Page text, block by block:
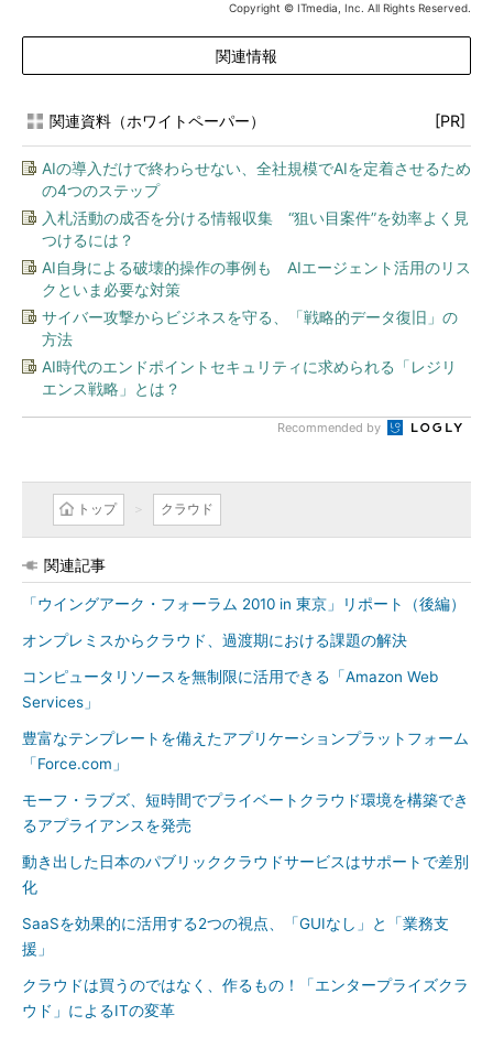
Copyright © ITmedia, Inc. All Rights Reserved.
関連情報
関連資料（ホワイトペーパー） [PR]
AIの導入だけで終わらせない、全社規模でAIを定着させるため
の4つのステップ
入札活動の成否を分ける情報収集 “狙い目案件”を効率よく見
つけるには？
AI自身による破壊的操作の事例も AIエージェント活用のリス
クといま必要な対策
サイバー攻撃からビジネスを守る、「戦略的データ復旧」の
方法
AI時代のエンドポイントセキュリティに求められる「レジリ
エンス戦略」とは？
Recommended by
トップ クラウド
関連記事
「ウイングアーク・フォーラム 2010 in 東京」リポート（後編）
オンプレミスからクラウド、過渡期における課題の解決
コンピュータリソースを無制限に活用できる「Amazon Web
Services」
豊富なテンプレートを備えたアプリケーションプラットフォーム
「Force.com」
モーフ・ラブズ、短時間でプライベートクラウド環境を構築でき
るアプライアンスを発売
動き出した日本のパブリッククラウドサービスはサポートで差別
化
SaaSを効果的に活用する2つの視点、「GUIなし」と「業務支
援」
クラウドは買うのではなく、作るもの！「エンタープライズクラ
ウド」によるITの変革